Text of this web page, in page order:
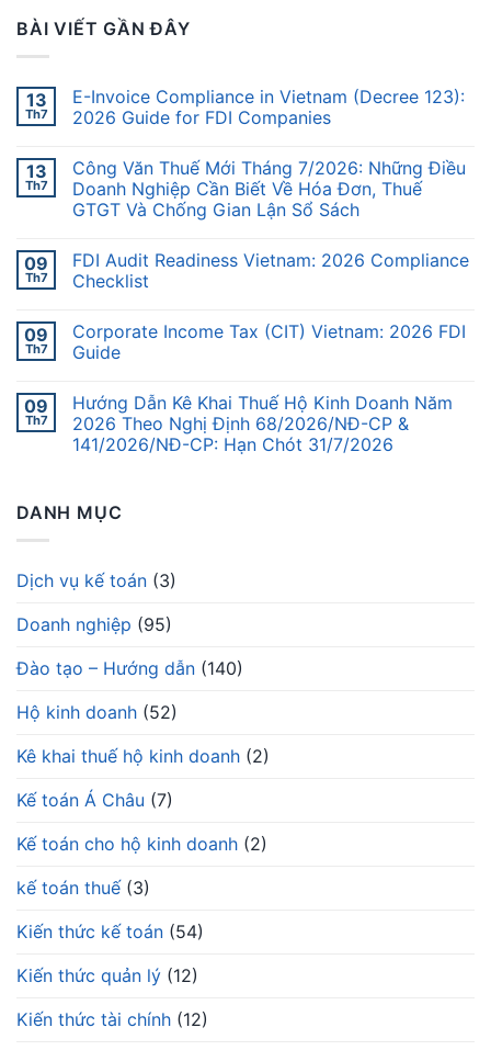
BÀI VIẾT GẦN ĐÂY
13
Th7
E-Invoice Compliance in Vietnam (Decree 123):
2026 Guide for FDI Companies
13
Th7
Công Văn Thuế Mới Tháng 7/2026: Những Điều
Doanh Nghiệp Cần Biết Về Hóa Đơn, Thuế
GTGT Và Chống Gian Lận Sổ Sách
09
Th7
FDI Audit Readiness Vietnam: 2026 Compliance
Checklist
09
Th7
Corporate Income Tax (CIT) Vietnam: 2026 FDI
Guide
09
Th7
Hướng Dẫn Kê Khai Thuế Hộ Kinh Doanh Năm
2026 Theo Nghị Định 68/2026/NĐ-CP &
141/2026/NĐ-CP: Hạn Chót 31/7/2026
DANH MỤC
Dịch vụ kế toán (3)
Doanh nghiệp (95)
Đào tạo – Hướng dẫn (140)
Hộ kinh doanh (52)
Kê khai thuế hộ kinh doanh (2)
Kế toán Á Châu (7)
Kế toán cho hộ kinh doanh (2)
kế toán thuế(3)
Kiến thức kế toán (54)
Kiến thức quản lý (12)
Kiến thức tài chính (12)